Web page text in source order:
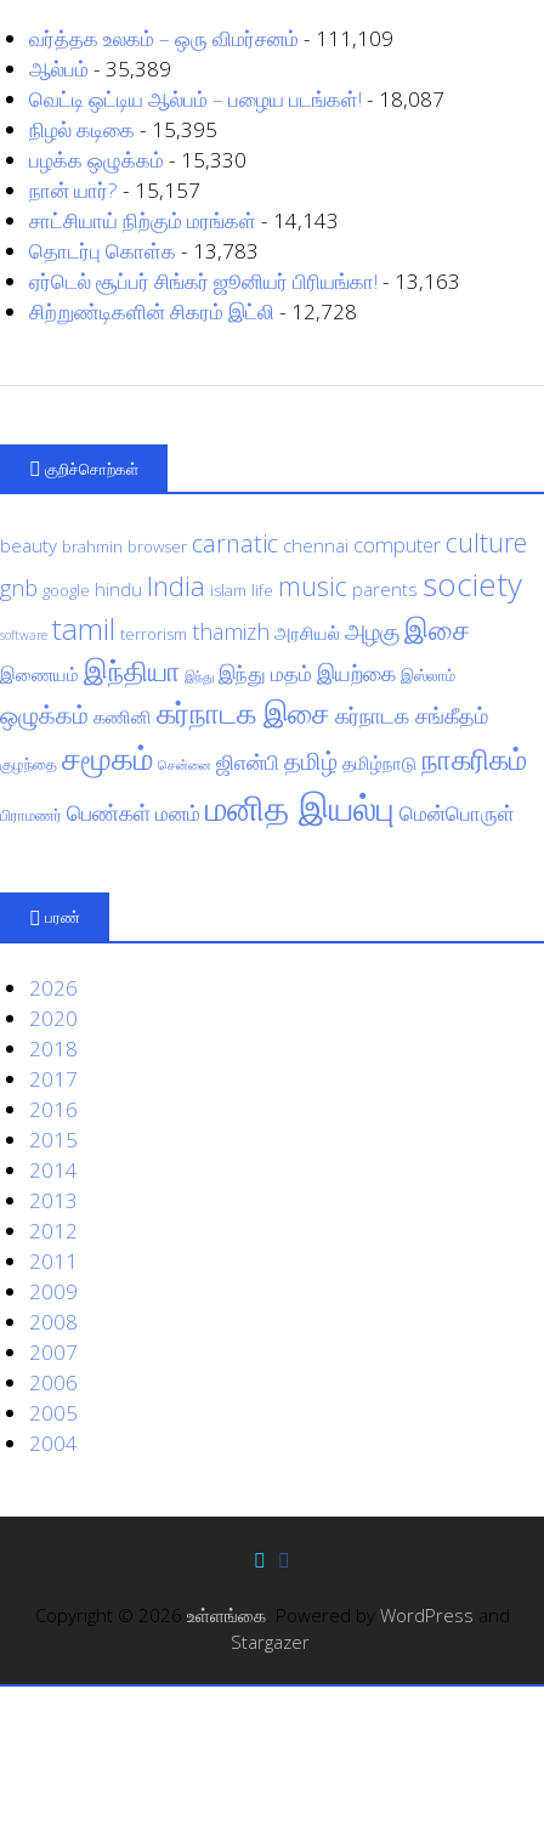
வர்த்தக உலகம் – ஒரு விமர்சனம் - 111,109
ஆல்பம் - 35,389
வெட்டி ஒட்டிய ஆல்பம் – பழைய படங்கள்! - 18,087
நிழல் கடிகை - 15,395
பழக்க ஒழுக்கம் - 15,330
நான் யார்? - 15,157
சாட்சியாய் நிற்கும் மரங்கள் - 14,143
தொடர்பு கொள்க - 13,783
ஏர்டெல் சூப்பர் சிங்கர் ஜூனியர் பிரியங்கா! - 13,163
சிற்றுண்டிகளின் சிகரம் இட்லி - 12,728
குறிச்சொற்கள்
beauty brahmin browser carnatic chennai computer culture
gnb google hindu India islam life music parents society
software tamil terrorism thamizh அரசியல் அழகுஇசை
இணையம் இந்தியா இந்து இந்து மதம் இயற்கை இஸ்லாம்
ஒழுக்கம் கணினி கர்நாடக இசை கர்நாடக சங்கீதம்
குழந்தை சமூகம் சென்னை ஜிஎன்பி தமிழ் தமிழ்நாடு நாகரிகம்
பிராமணர் பெண்கள்மனம் மனித இயல்பு மென்பொருள்
பரண்
2026
2020
2018
2017
2016
2015
2014
2013
2012
2011
2009
2008
2007
2006
2005
2004
Copyright © 2026 உள்ளங்கை. Powered by WordPress and
Stargazer.